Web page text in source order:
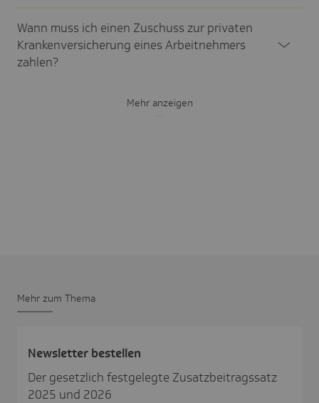
Wann muss ich einen Zuschuss zur privaten
Kran­ken­ver­si­che­rung eines Arbeit­neh­mers
zahlen?
Mehr anzeigen
Mehr zum Thema
News­letter bestellen
Der gesetzlich festgelegte Zusatzbeitragssatz
2025 und 2026